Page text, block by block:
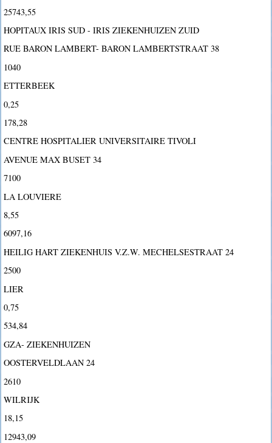
25743,55
HOPITAUX IRIS SUD - IRIS ZIEKENHUIZEN ZUID
RUE BARON LAMBERT- BARON LAMBERTSTRAAT 38
1040
ETTERBEEK
0,25
178,28
CENTRE HOSPITALIER UNIVERSITAIRE TIVOLI
AVENUE MAX BUSET 34
7100
LA LOUVIERE
8,55
6097,16
HEILIG HART ZIEKENHUIS V.Z.W. MECHELSESTRAAT 24
2500
LIER
0,75
534,84
GZA- ZIEKENHUIZEN
OOSTERVELDLAAN 24
2610
WILRIJK
18,15
12943,09